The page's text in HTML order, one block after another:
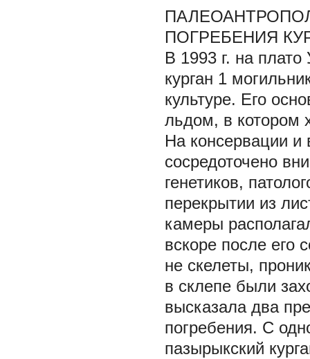
ПОГРЕБЕНИЯ
В 1993 г. на
курган 1
культуре. Его
льдом, в котором
На консервации и
сосредоточено
генетиков,
перекрытии из
камеры
вскоре после его
не скелеты,
в склепе были
высказала два
погребения. С
пазырыкский